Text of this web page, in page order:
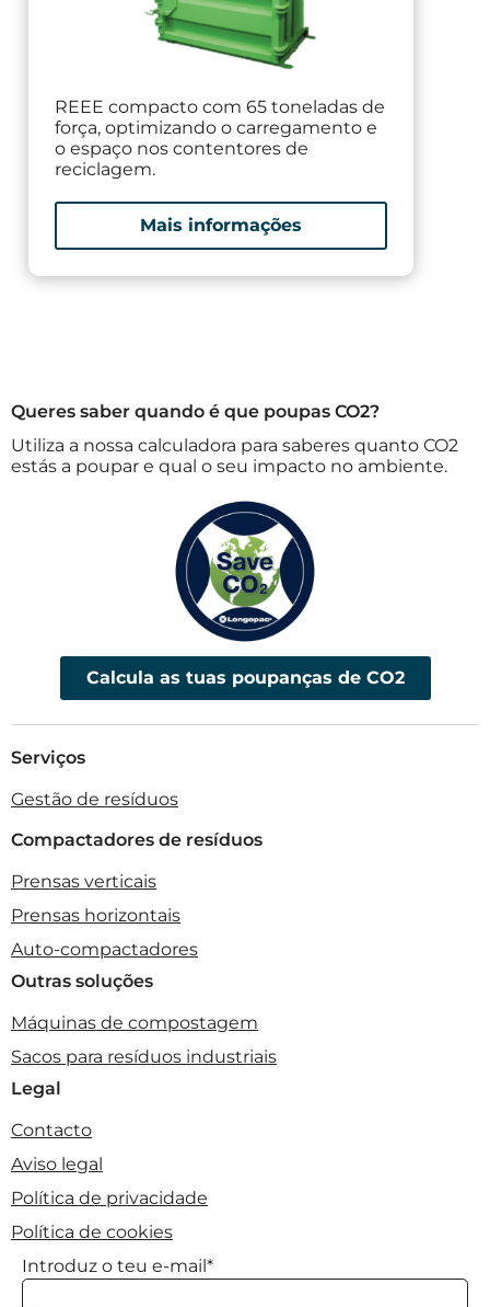
REEE compacto com 65 toneladas de
força, optimizando o carregamento e
o espaço nos contentores de
reciclagem.
Mais informações
Queres saber quando é que poupas CO2?
Utiliza a nossa calculadora para saberes quanto CO2
estás a poupar e qual o seu impacto no ambiente.
Calcula as tuas poupanças de CO2
Serviços
Gestão de resíduos
Compactadores de resíduos
Prensas verticais
Prensas horizontais
Auto-compactadores
Outras soluções
Máquinas de compostagem
Sacos para resíduos industriais
Legal
Contacto
Aviso legal
Política de privacidade
Política de cookies
Introduz o teu e-mail*